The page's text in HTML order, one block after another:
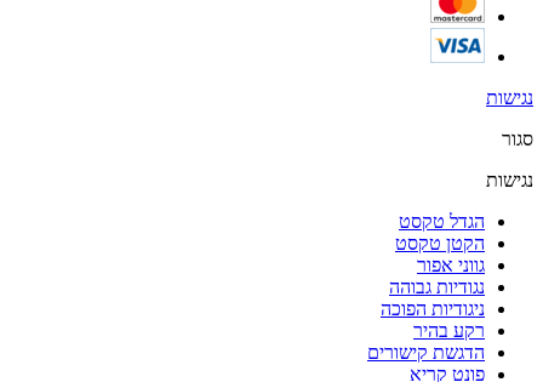
נגישות
סגור
נגישות
הגדל טקסט
הקטן טקסט
גווני אפור
נגודיות גבוהה
ניגודיות הפוכה
רקע בהיר
הדגשת קישורים
פונט קריא